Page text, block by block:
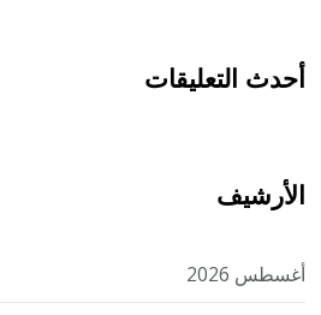
أحدث التعليقات
الأرشيف
أغسطس 2026